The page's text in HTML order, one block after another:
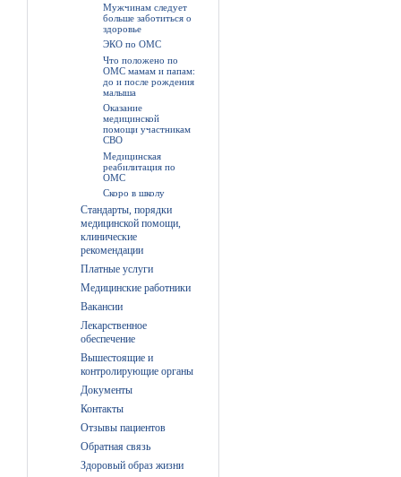
Мужчинам следует
больше заботиться о
здоровье
ЭКО по ОМС
Что положено по
ОМС мамам и папам:
до и после рождения
малыша
Оказание
медицинской
помощи участникам
СВО
Медицинская
реабилитация по
ОМС
Скоро в школу
Стандарты, порядки
медицинской помощи,
клинические
рекомендации
Платные услуги
Медицинские работники
Вакансии
Лекарственное
обеспечение
Вышестоящие и
контролирующие органы
Документы
Контакты
Отзывы пациентов
Обратная связь
Здоровый образ жизни